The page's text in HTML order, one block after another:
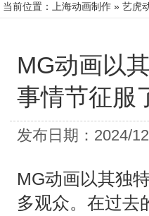
当前位置： 上海动画制作 » 艺虎
MG动画以
事情节征服
发布日期：2024/
MG动画以其独
多观众。在过去